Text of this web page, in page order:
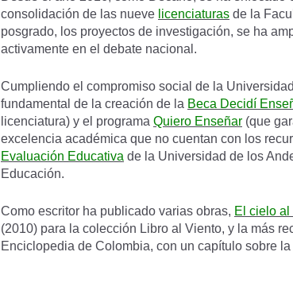
consolidación de las nueve licenciaturas de la
posgrado, los proyectos de investigación, se ha
activamente en el debate nacional.
Cumpliendo el compromiso social de la
fundamental de la creación de la Beca Decidí
licenciatura) y el programa Quiero Enseñar (que
excelencia académica que no cuentan con los
Evaluación Educativa de la Universidad de los
Educación.
Como escritor ha publicado varias obras, El cielo al
(2010) para la colección Libro al Viento, y la más
Enciclopedia de Colombia, con un capítulo sobre